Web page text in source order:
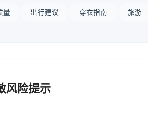
量 出行建议 穿衣指南 旅游
风险提示